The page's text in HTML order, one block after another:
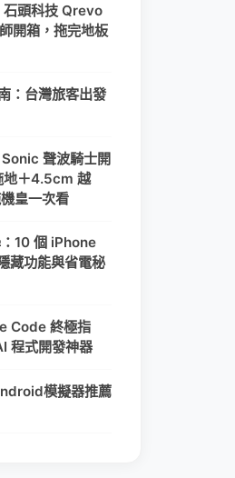
石頭科技 Qrevo
開箱，拖完地板
：台灣旅客出發
聲波騎士開
地＋4.5cm 越
皇一次看
10 個 iPhone
藏功能與省電秘
Code 終極指
程式開發神器
模擬器推薦